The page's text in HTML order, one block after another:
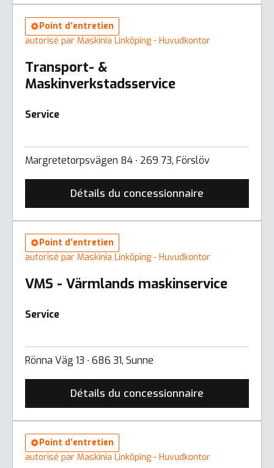
Point d’entretien
autorisé par Maskinia Linköping - Huvudkontor
Transport- &
Maskinverkstadsservice
Service
Margretetorpsvägen 84 ∙ 269 73, Förslöv
Détails du concessionnaire
Point d’entretien
autorisé par Maskinia Linköping - Huvudkontor
VMS - Värmlands maskinservice
Service
Rönna Väg 13 ∙ 686 31, Sunne
Détails du concessionnaire
Point d’entretien
autorisé par Maskinia Linköping - Huvudkontor